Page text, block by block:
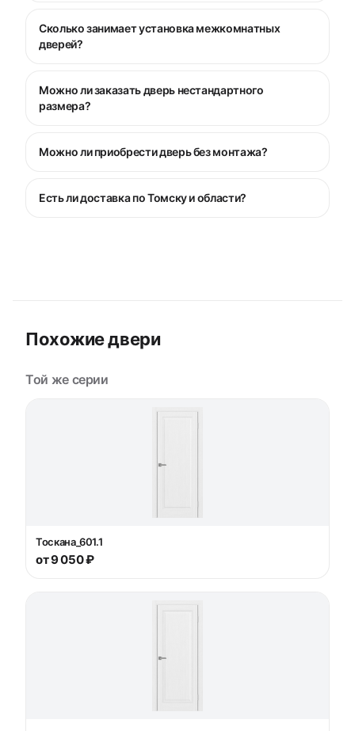
Сколько занимает установка межкомнатных
дверей?
Можно ли заказать дверь нестандартного
размера?
Можно ли приобрести дверь без монтажа?
Есть ли доставка по Томску и области?
Похожие двери
Той же серии
Тоскана_601.1
от 9 050 ₽